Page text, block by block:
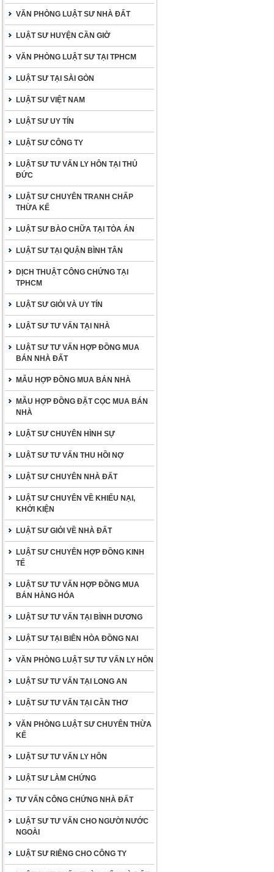
VĂN PHÒNG LUẬT SƯ NHÀ ĐẤT
LUẬT SƯ HUYỆN CẦN GIỜ
VĂN PHÒNG LUẬT SƯ TẠI TPHCM
LUẬT SƯ TẠI SÀI GÒN
LUẬT SƯ VIỆT NAM
LUẬT SƯ UY TÍN
LUẬT SƯ CÔNG TY
LUẬT SƯ TƯ VẤN LY HÔN TẠI THỦ
ĐỨC
LUẬT SƯ CHUYÊN TRANH CHẤP
THỪA KẾ
LUẬT SƯ BÀO CHỮA TẠI TÒA ÁN
LUẬT SƯ TẠI QUẬN BÌNH TÂN
DỊCH THUẬT CÔNG CHỨNG TẠI
TPHCM
LUẬT SƯ GIỎI VÀ UY TÍN
LUẬT SƯ TƯ VẤN TẠI NHÀ
LUẬT SƯ TƯ VẤN HỢP ĐỒNG MUA
BÁN NHÀ ĐẤT
MẪU HỢP ĐỒNG MUA BÁN NHÀ
MẪU HỢP ĐỒNG ĐẶT CỌC MUA BÁN
NHÀ
LUẬT SƯ CHUYÊN HÌNH SỰ
LUẬT SƯ TƯ VẤN THU HỒI NỢ
LUẬT SƯ CHUYÊN NHÀ ĐẤT
LUẬT SƯ CHUYÊN VỀ KHIẾU NẠI,
KHỞI KIỆN
LUẬT SƯ GIỎI VỀ NHÀ ĐẤT
LUẬT SƯ CHUYÊN HỢP ĐỒNG KINH
TẾ
LUẬT SƯ TƯ VẤN HỢP ĐỒNG MUA
BÁN HÀNG HÓA
LUẬT SƯ TƯ VẤN TẠI BÌNH DƯƠNG
LUẬT SƯ TẠI BIÊN HÒA ĐỒNG NAI
VĂN PHÒNG LUẬT SƯ TƯ VẤN LY HÔN
LUẬT SƯ TƯ VẤN TẠI LONG AN
LUẬT SƯ TƯ VẤN TẠI CẦN THƠ
VĂN PHÒNG LUẬT SƯ CHUYÊN THỪA
KẾ
LUẬT SƯ TƯ VẤN LY HÔN
LUẬT SƯ LÀM CHỨNG
TƯ VẤN CÔNG CHỨNG NHÀ ĐẤT
LUẬT SƯ TƯ VẤN CHO NGƯỜI NƯỚC
NGOÀI
LUẬT SƯ RIÊNG CHO CÔNG TY